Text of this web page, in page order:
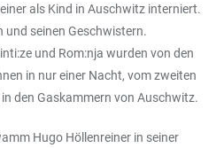
als Kind in Auschwitz interniert.
und seinen Geschwistern.
und Rom:nja wurden von den
in nur einer Nacht, vom zweiten
den Gaskammern von Auschwitz.
Hugo Höllenreiner in seiner